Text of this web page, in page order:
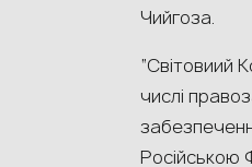
Чийгоза.
“Світовиий
числі
Російською